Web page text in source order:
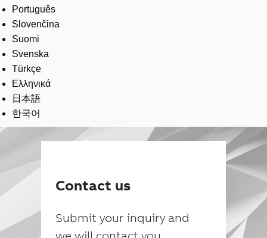
Português
Slovenčina
Suomi
Svenska
Türkçe
Ελληνικά
日本語
한국어
Contact us
Submit your inquiry and